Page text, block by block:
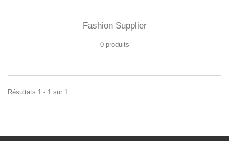
Fashion Supplier
0 produits
Résultats 1 - 1 sur 1.